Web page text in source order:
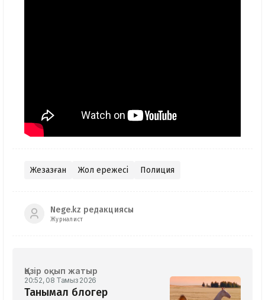
Жезқазған Жол ережесі Полиция
Nege.kz редакциясы
Журналист
Қазір оқып жатыр
20:52, 08 Тамыз 2026
Танымал блогер